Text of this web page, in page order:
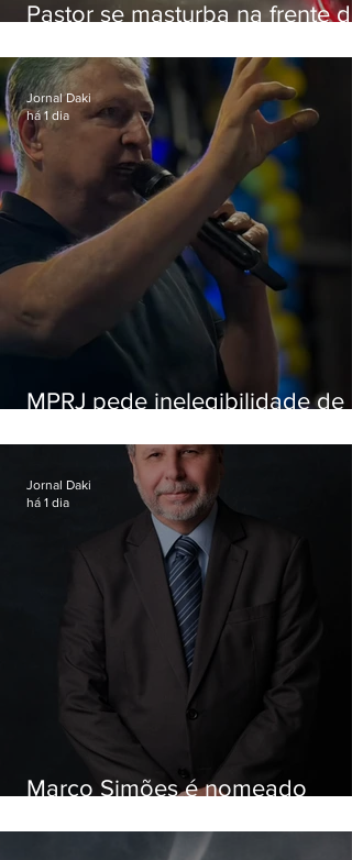
Pastor se masturba na frente de
MPRJ pede inelegibilidade de
Jornal Daki
há 1 dia
Marco Simões é nomeado
Jornal Daki
há 1 dia